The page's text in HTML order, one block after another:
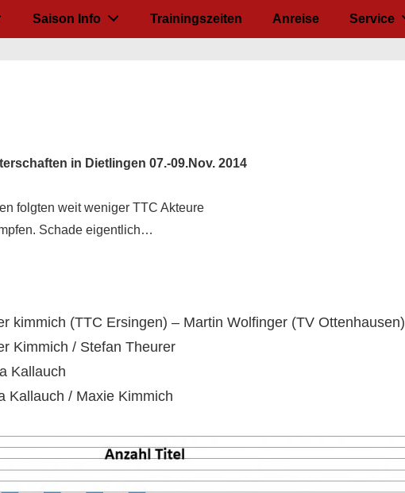
Saison Info Trainingszeiten Anreise Service
in Dietlingen 07.-09.Nov. 2014
folgten weit weniger TTC Akteure
Schade eigentlich…
kimmich (TTC Ersingen) – Martin Wolfinger (TV Ottenhausen)
/ Stefan Theurer
Kallauch
Kallauch / Maxie Kimmich